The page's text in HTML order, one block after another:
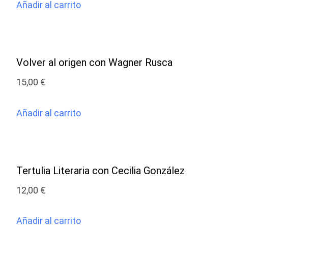
Añadir al carrito
Volver al origen con Wagner Rusca
15,00 €
Añadir al carrito
Tertulia Literaria con Cecilia González
12,00 €
Añadir al carrito